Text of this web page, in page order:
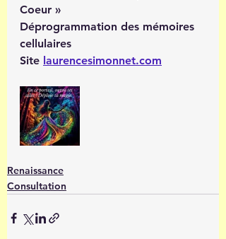
Coeur »
Déprogrammation des mémoires
cellulaires
Site laurencesimonnet.com
Renaissance
Consultation